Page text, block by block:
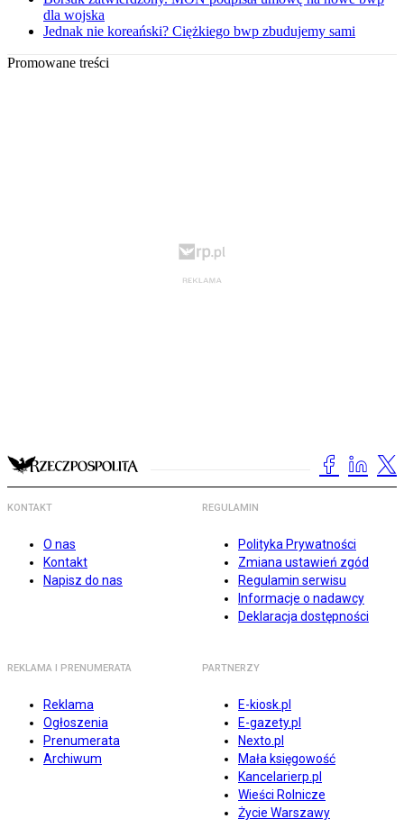
dla wojska
Jednak nie koreański? Ciężkiego bwp zbudujemy sami
Promowane treści
KONTAKT
O nas
Kontakt
Napisz do nas
REGULAMIN
Polityka Prywatności
Zmiana ustawień zgód
Regulamin serwisu
Informacje o nadawcy
Deklaracja dostępności
REKLAMA I PRENUMERATA
Reklama
Ogłoszenia
Prenumerata
Archiwum
PARTNERZY
E-kiosk.pl
E-gazety.pl
Nexto.pl
Mała księgowość
Kancelarierp.pl
Wieści Rolnicze
Życie Warszawy